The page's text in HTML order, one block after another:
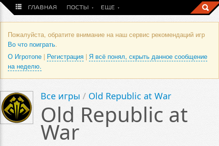
ГЛАВНАЯ ПОСТЫ ЕЩЕ
Пожалуйста, обратите внимание на наш сервис рекомендаций игр
Во что поиграть.
О Игротопе | Регистрация | Я всё понял, скрыть данное сообщение
на неделю.
Все игры / Old Republic at War
Old Republic at
War